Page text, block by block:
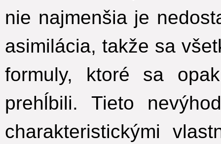
nie najmenšia je
asimilácia, takže sa
formuly, ktoré sa
prehĺbili. Tieto
charakteristickými